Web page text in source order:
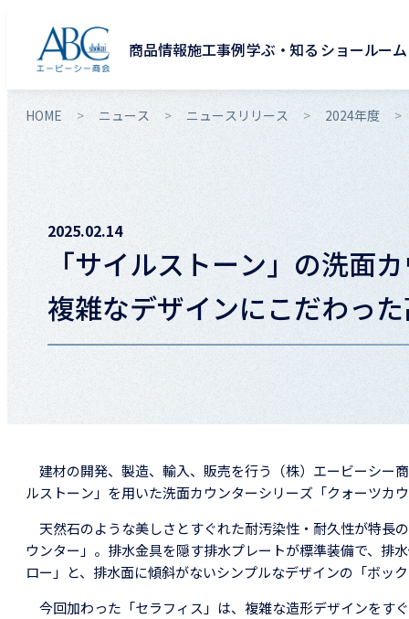
商品情報施工事例学ぶ・知る ショールーム
HOME ニュース ニュースリリース 2024年度
2025.02.14
「サイルストーン」の洗面
複雑なデザインにこだわっ
建材の開発、製造、輸入、販売を行う（株）エービーシー
ルストーン」を用いた洗面カウンターシリーズ「クォーツカ
天然石のような美しさとすぐれた耐汚染性・耐久性が特長
ウンター」。排水金具を隠す排水プレートが標準装備で、排
ロー」と、排水面に傾斜がないシンプルなデザインの「ボッ
今回加わった「セラフィス」は、複雑な造形デザインをす